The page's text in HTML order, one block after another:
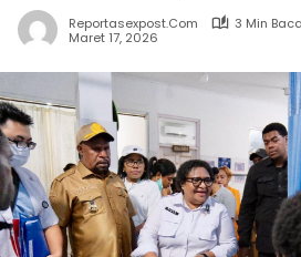
Reportasexpost.com
3 Min Baca
Maret 17, 2026